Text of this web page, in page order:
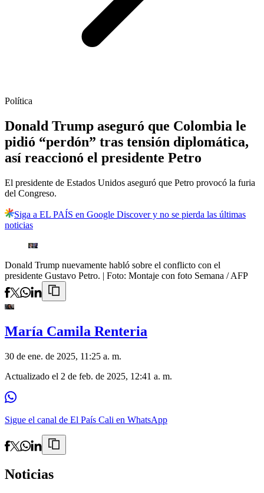
Política
Donald Trump aseguró que Colombia le
pidió “perdón” tras tensión diplomática,
así reaccionó el presidente Petro
El presidente de Estados Unidos aseguró que Petro provocó la furia
del Congreso.
Siga a EL PAÍS en Google Discover y no se pierda las últimas
noticias
Donald Trump nuevamente habló sobre el conflicto con el
presidente Gustavo Petro. | Foto: Montaje con foto Semana / AFP
María Camila Renteria
30 de ene. de 2025, 11:25 a. m.
Actualizado el 2 de feb. de 2025, 12:41 a. m.
Sigue el canal de El País Cali en WhatsApp
Noticias